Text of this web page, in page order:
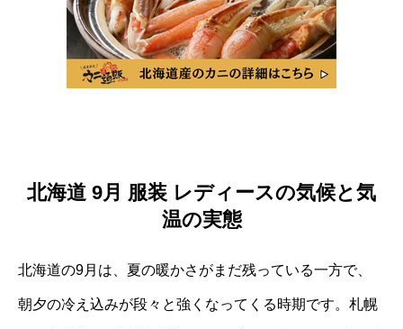
北海道 9月 服装 レディースの気候と気
温の実態
北海道の9月は、夏の暖かさがまだ残っている一方で、
朝夕の冷え込みが段々と強くなってくる時期です。札幌